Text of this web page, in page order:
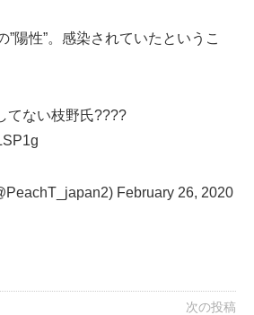
”陽性”。感染されていたというこ
てない枝野氏????
February 26, 2020
次の投稿